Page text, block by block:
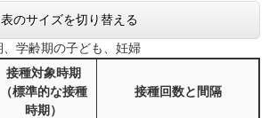
表のサイズを切り替える
学齢期の子ども、妊婦
接種対象時期
（標準的な接種
時期）
接種回数と間隔